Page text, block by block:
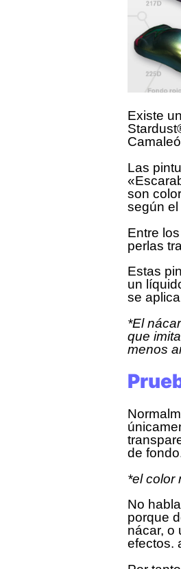
Existe
Las
son
según
Entre
perlas
Estas
un
se
*El
que
menos
de
*el color
No
porque
nácar, o
efectos.